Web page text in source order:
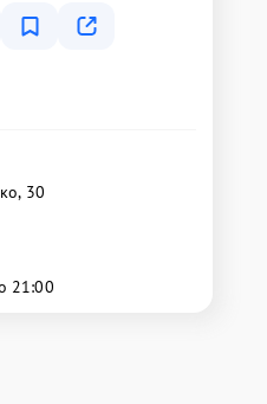
30
21:00